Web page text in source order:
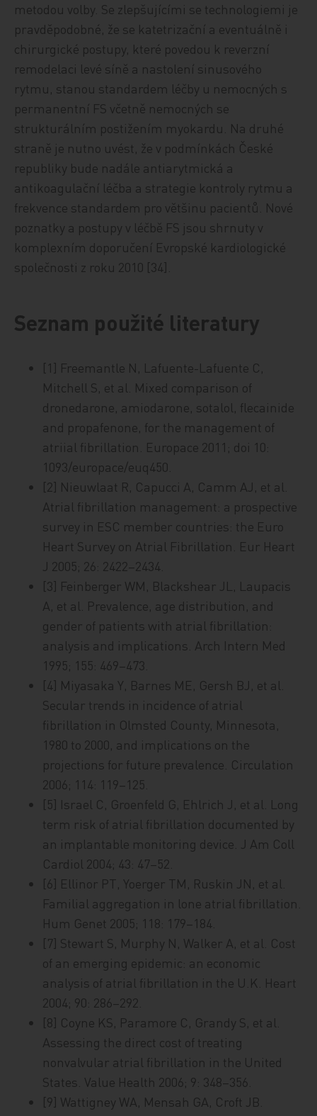
metodou volby. Se zlepšujícími se technologiemi je
pravděpodobné, že se katetrizační a eventuálně i
chirurgické postupy, které povedou k reverzní
remodelaci levé síně a nastolení sinusového
rytmu, stanou standardem léčby u nemocných s
permanentní FS včetně nemocných se
strukturálním postižením myokardu. Na druhé
straně je nutno uvést, že v podmínkách České
republiky bude nadále antiarytmická a
antikoagulační léčba a strategie kontroly rytmu a
frekvence standardem pro většinu pacientů. Nové
poznatky a postupy v léčbě FS jsou shrnuty v
komplexním doporučení Evropské kardiologické
společnosti z roku 2010 [34].
Seznam použité literatury
[1] Freemantle N, Lafuente-Lafuente C,
Mitchell S, et al. Mixed comparison of
dronedarone, amiodarone, sotalol, flecainide
and propafenone, for the management of
atriial fibrillation. Europace 2011; doi 10:
1093/europace/euq450.
[2] Nieuwlaat R, Capucci A, Camm AJ, et al.
Atrial fibrillation management: a prospective
survey in ESC member countries: the Euro
Heart Survey on Atrial Fibrillation. Eur Heart
J 2005; 26: 2422–2434.
[3] Feinberger WM, Blackshear JL, Laupacis
A, et al. Prevalence, age distribution, and
gender of patients with atrial fibrillation:
analysis and implications. Arch Intern Med
1995; 155: 469–473.
[4] Miyasaka Y, Barnes ME, Gersh BJ, et al.
Secular trends in incidence of atrial
fibrillation in Olmsted County, Minnesota,
1980 to 2000, and implications on the
projections for future prevalence. Circulation
2006; 114: 119–125.
[5] Israel C, Groenfeld G, Ehlrich J, et al. Long
term risk of atrial fibrillation documented by
an implantable monitoring device. J Am Coll
Cardiol 2004; 43: 47–52.
[6] Ellinor PT, Yoerger TM, Ruskin JN, et al.
Familial aggregation in lone atrial fibrillation.
Hum Genet 2005; 118: 179–184.
[7] Stewart S, Murphy N, Walker A, et al. Cost
of an emerging epidemic: an economic
analysis of atrial fibrillation in the U.K. Heart
2004; 90: 286–292.
[8] Coyne KS, Paramore C, Grandy S, et al.
Assessing the direct cost of treating
nonvalvular atrial fibrillation in the United
States. Value Health 2006; 9: 348–356.
[9] Wattigney WA, Mensah GA, Croft JB.